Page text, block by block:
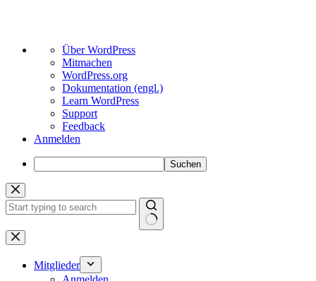
Über
WordPress
Über WordPress
Mitmachen
WordPress.org
Dokumentation (engl.)
Learn WordPress
Support
Feedback
Anmelden
Suchen
Zum
Inhalt
springen
Keine
Ergebnisse
Mitglieder